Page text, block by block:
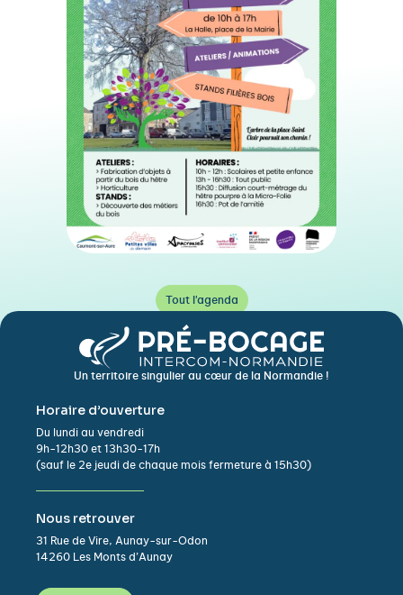
Tout l'agenda
Un territoire singulier au cœur de la Normandie !
Horaire d’ouverture
Du lundi au vendredi
9h-12h30 et 13h30-17h
(sauf le 2e jeudi de chaque mois fermeture à 15h30)
Nous retrouver
31 Rue de Vire, Aunay-sur-Odon
14260 Les Monts d’Aunay